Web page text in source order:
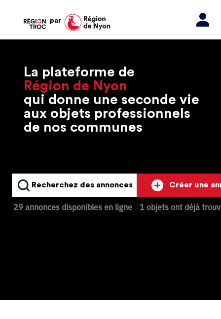
par
La plateforme de
Région de Nyon
qui donne une seconde vie
aux objets professionnels
de nos communes
Recherchez des annonces
29 annonces disponibles en ligne
Créer une
1 objets ont déjà